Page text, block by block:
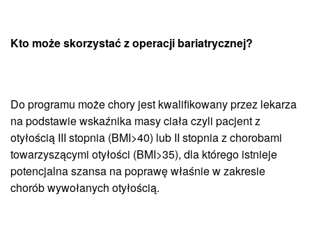
Kto może skorzystać z operacji bariatrycznej?
Do programu może chory jest kwalifikowany przez lekarza
na podstawie wskaźnika masy ciała czyli pacjent z
otyłością III stopnia (BMI>40) lub II stopnia z chorobami
towarzyszącymi otyłości (BMI>35), dla którego istnieje
potencjalna szansa na poprawę właśnie w zakresie
chorób wywołanych otyłością.